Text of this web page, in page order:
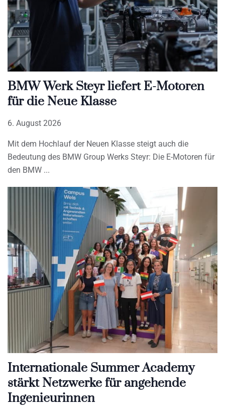
BMW Werk Steyr liefert E-Motoren
für die Neue Klasse
6. August 2026
Mit dem Hochlauf der Neuen Klasse steigt auch die
Bedeutung des BMW Group Werks Steyr: Die E-Motoren für
den BMW
Internationale Summer Academy
stärkt Netzwerke für angehende
Ingenieurinnen